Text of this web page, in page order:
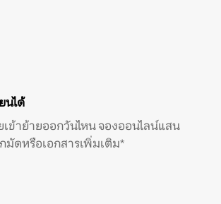
นได้
เข้าย้ายออกวันไหน จองออนไลน์แสน
มัดหรือเอกสารเพิ่มเติม*